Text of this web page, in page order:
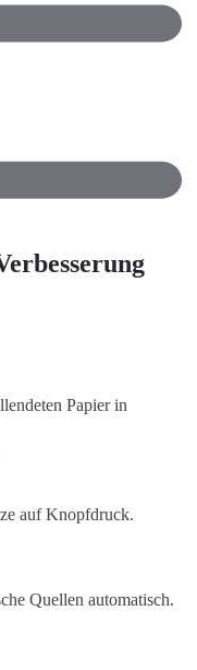
Papier in
auf Knopfdruck.
Quellen automatisch.